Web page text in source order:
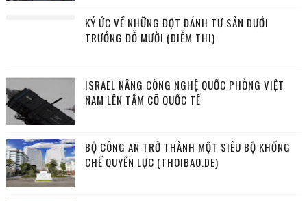
KÝ ỨC VỀ NHỮNG ĐỢT ĐÁNH TƯ SẢN DƯỚI
TRƯỚNG ĐỖ MƯỜI (DIỄM THI)
ISRAEL NÂNG CÔNG NGHỆ QUỐC PHÒNG VIỆT
NAM LÊN TẦM CỠ QUỐC TẾ
BỘ CÔNG AN TRỞ THÀNH MỘT SIÊU BỘ KHỐNG
CHẾ QUYỀN LỰC (THOIBAO.DE)